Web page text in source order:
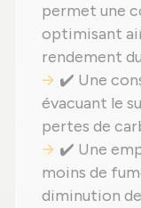
permet une
optimisant
rendement
✔️ Une
évacuant le
pertes de
✔️ Une
moins de
diminution